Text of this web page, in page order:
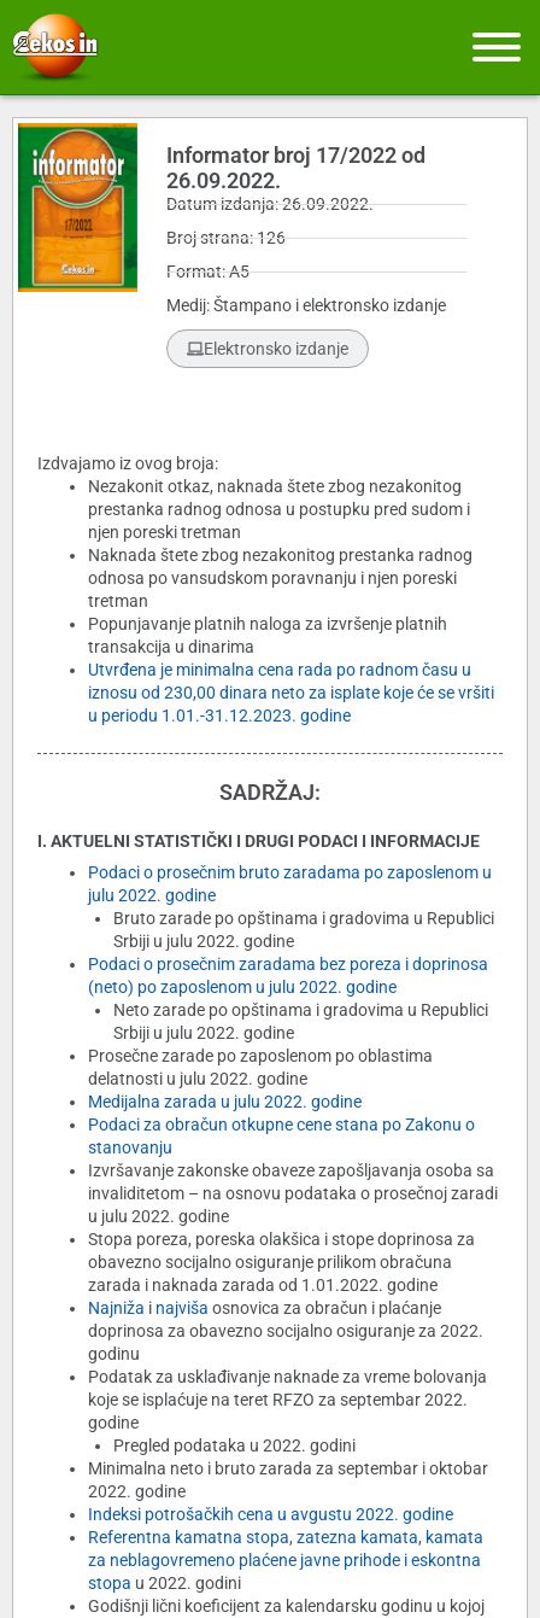
Informator broj 17/2022 od
26.09.2022.
Datum izdanja: 26.09.2022.
Broj strana: 126
Format: A5
Medij: Štampano i elektronsko izdanje
Elektronsko izdanje
Izdvajamo iz ovog broja:
Nezakonit otkaz, naknada štete zbog nezakonitog
prestanka radnog odnosa u postupku pred sudom i
njen poreski tretman
Naknada štete zbog nezakonitog prestanka radnog
odnosa po vansudskom poravnanju i njen poreski
tretman
Popunjavanje platnih naloga za izvršenje platnih
transakcija u dinarima
Utvrđena je minimalna cena rada po radnom času u
iznosu od 230,00 dinara neto za isplate koje će se vršiti
u periodu 1.01.-31.12.2023. godine
SADRŽAJ:
I. AKTUELNI STATISTIČKI I DRUGI PODACI I INFORMACIJE
Podaci o prosečnim bruto zaradama po zaposlenom u
julu 2022. godine
Bruto zarade po opštinama i gradovima u Republici
Srbiji u julu 2022. godine
Podaci o prosečnim zaradama bez poreza i doprinosa
(neto) po zaposlenom u julu 2022. godine
Neto zarade po opštinama i gradovima u Republici
Srbiji u julu 2022. godine
Prosečne zarade po zaposlenom po oblastima
delatnosti u julu 2022. godine
Medijalna zarada u julu 2022. godine
Podaci za obračun otkupne cene stana po Zakonu o
stanovanju
Izvršavanje zakonske obaveze zapošljavanja osoba sa
invaliditetom – na osnovu podataka o prosečnoj zaradi
u julu 2022. godine
Stopa poreza, poreska olakšica i stope doprinosa za
obavezno socijalno osiguranje prilikom obračuna
zarada i naknada zarada od 1.01.2022. godine
Najniža i najviša osnovica za obračun i plaćanje
doprinosa za obavezno socijalno osiguranje za 2022.
godinu
Podatak za usklađivanje naknade za vreme bolovanja
koje se isplaćuje na teret RFZO za septembar 2022.
godine
Pregled podataka u 2022. godini
Minimalna neto i bruto zarada za septembar i oktobar
2022. godine
Indeksi potrošačkih cena u avgustu 2022. godine
Referentna kamatna stopa, zatezna kamata, kamata
za neblagovremeno plaćene javne prihode i eskontna
stopa u 2022. godini
Godišnji lični koeficijent za kalendarsku godinu u kojoj